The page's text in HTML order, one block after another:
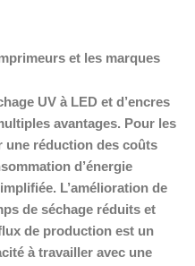
et les marques
UV à LED et d’encres
avantages. Pour les
une réduction des coûts
d’énergie
L’amélioration de
de séchage réduits et
de production est un
à travailler avec une